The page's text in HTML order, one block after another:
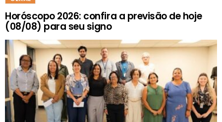
Horóscopo 2026: confira a previsão de hoje
(08/08) para seu signo